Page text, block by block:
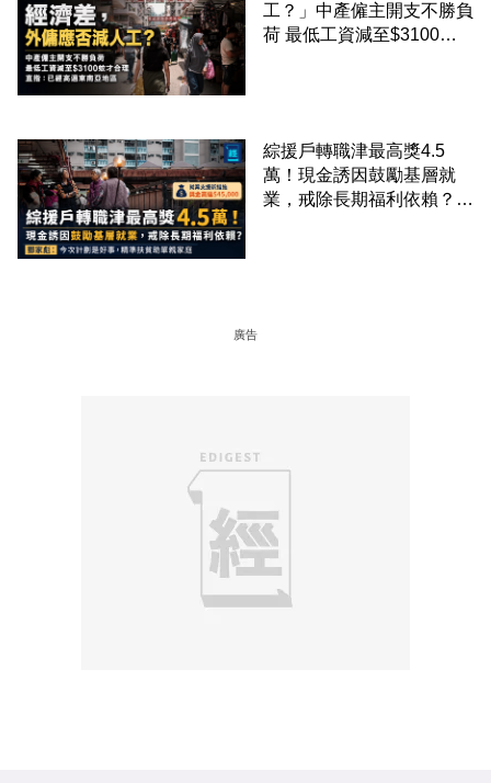
工？」中產僱主開支不勝負
荷 最低工資減至$3100蚊
綜援戶轉職津最高獎4.5
萬！現金誘因鼓勵基層就
業，戒除長期福利依賴？鄧
廣告